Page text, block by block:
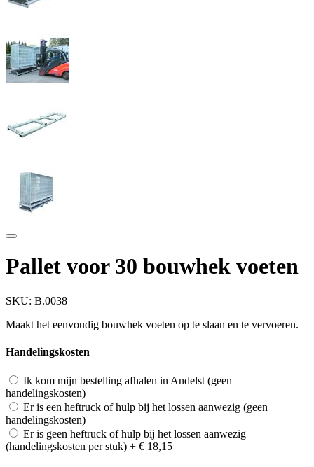
Pallet voor 30 bouwhek voeten
SKU: B.0038
Maakt het eenvoudig bouwhek voeten op te slaan en te vervoeren.
Handelingskosten
Ik kom mijn bestelling afhalen in Andelst (geen
handelingskosten)
Er is een heftruck of hulp bij het lossen aanwezig (geen
handelingskosten)
Er is geen heftruck of hulp bij het lossen aanwezig
(handelingskosten per stuk) + € 18,15